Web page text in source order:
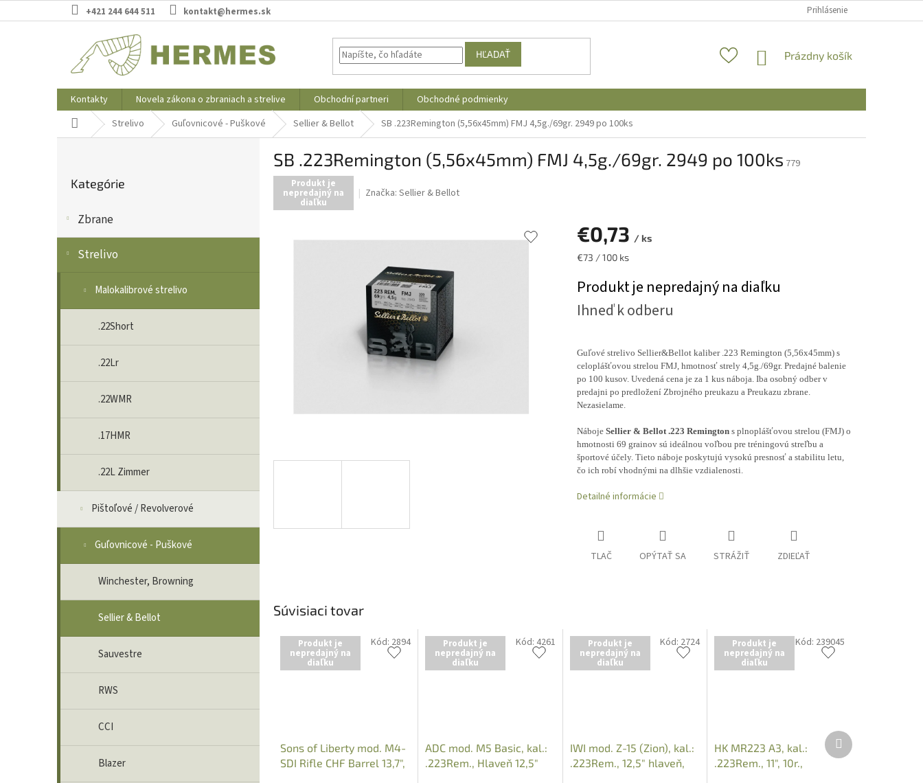
na
+421 244 644 511 kontakt@hermes.sk Prihlásenie
HĽADAŤ
NÁKUPNÝ
Prázdny košík
Kontakty Novela zákona o zbraniach a strelive Obchodní partneri
Obchodné podmienky
DomovStrelivo Guľovnicové - Puškové Sellier & Bellot SB .223Remington (5,56x45mm) FMJ 4,5g./69gr. 2949 po 100ks
a
kategórie
Kategórie
Zbrane
Strelivo
Malokalibrové strelivo
.22Short
.22Lr
.22WMR
.17HMR
.22L Zimmer
Pištoľové / Revolverové
Guľovnicové - Puškové
Winchester, Browning
Sellier & Bellot
Sauvestre
RWS
CCI
Blazer
SB .223Remington (5,56x45mm) FMJ 4,5g./69gr. 2949 po 100ks 779
Produkt je
nepredajný na
diaľku
Značka: Sellier & Bellot
€0,73 / ks
Jednotková
€73 / 100 ks
Produkt je nepredajný na diaľku
Ihneď k odberu
Guľové strelivo Sellier&Bellot kaliber .223 Remington (5,56x45mm) s
celoplášťovou strelou FMJ, hmotnosť strely 4,5g./69gr. Predajné balenie
po 100 kusov. Uvedená cena je za 1 kus náboja. Iba osobný odber v
predajni po predložení Zbrojného preukazu a Preukazu zbrane.
Nezasielame.
Náboje Sellier & Bellot .223 Remingtons plnoplášťovou strelou (FMJ) o
hmotnosti 69 grainov sú ideálnou voľbou pre tréningovú streľbu a
športové účely. Tieto náboje poskytujú vysokú presnosť a stabilitu letu,
čo ich robí vhodnými na dlhšie vzdialenosti.
Detailné informácie
TLAČ OPÝTAŤ SA STRÁŽIŤ ZDIEĽAŤ
Súvisiaci tovar
Produkt je
nepredajný na
diaľku
Sons of Liberty mod. M4-
SDI Rifle CHF Barrel 13,7",
Kód: 2894 Produkt je
nepredajný na
diaľku
ADC mod. M5 Basic, kal.:
.223Rem., Hlaveň 12,5"
Kód: 4261 Produkt je
nepredajný na
diaľku
IWI mod. Z-15 (Zion), kal.:
.223Rem., 12,5" hlaveň,
Kód: 2724 Produkt je
nepredajný na
diaľku
HK MR223 A3, kal.:
.223Rem., 11", 10r.,
Kód: 239045
Ďalší
produkt